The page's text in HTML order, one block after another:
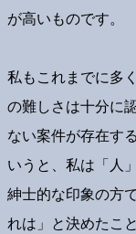
が高いものです。
私もこれまでに多
の難しさは十分に
ない案件が存在す
いうと、私は「人
紳士的な印象の方
れは」と決めたこ